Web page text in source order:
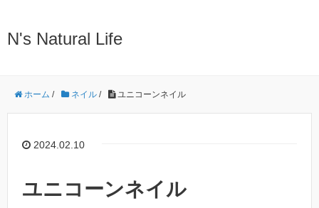
N's Natural Life
ホーム / ネイル / ユニコーンネイル
2024.02.10
ユニコーンネイル